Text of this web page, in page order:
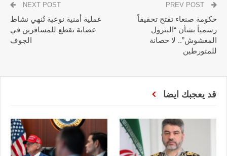
حكومة صنعاء تفتح تحقيقاً
رسمياً بشأن “البترول
المغشوش”.. لا حصانة
للمتورطين
NEXT POST
عملية أمنية نوعية تُنهي نشاط
عصابة تقطع للمسافرين في
الجوف
قد يعجبك ايضا